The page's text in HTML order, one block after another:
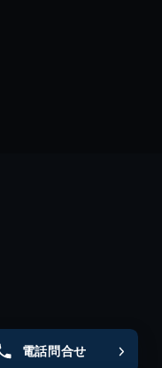
電話問合せ